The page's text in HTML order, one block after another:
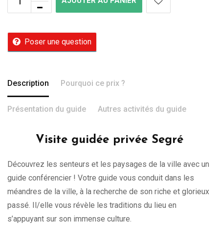
Poser une question
Description Pourquoi ce prix ?
Présentation du guide Autres activités du guide
Visite guidée privée Segré
Découvrez les senteurs et les paysages de la ville avec un
guide conférencier ! Votre guide vous conduit dans les
méandres de la ville, à la recherche de son riche et glorieux
passé. Il/elle vous révèle les traditions du lieu en
s’appuyant sur son immense culture.